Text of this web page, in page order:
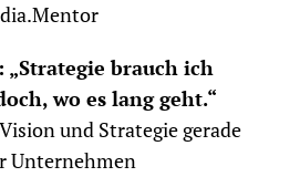
„Strategie brauch ich
wo es lang geht.“
und Strategie gerade
Unternehmen